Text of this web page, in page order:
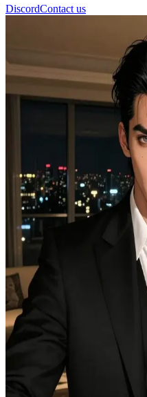
DiscordContact us
Данте Волков
Данте Волков —
Данте Волков принудил вас к
погасить семейный долг. На
закрытыми дверями он
нежно очерчивая пальцами